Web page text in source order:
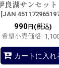
湖サンセッ
[JAN
990 円(税込)
希望小売価格:
カートに入れ